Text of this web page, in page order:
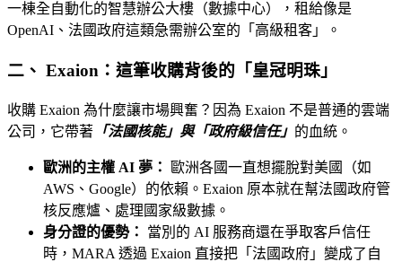
一棟全自動化的智慧辦公大樓（數據中心），租給像是
OpenAI、法國政府這類急需辦公室的「高級租客」。
二、 Exaion：這筆收購背後的「皇冠明珠」
收購 Exaion 為什麼讓市場興奮？因為 Exaion 不是普通的雲端
公司，它帶著 「法國核能」與「政府級信任」 的血統。
歐洲的主權 AI 夢：
歐洲各國一直想擺脫對美國（如
AWS、Google）的依賴。Exaion 原本就在幫法國政府管
核反應爐、處理國家級數據。
身分證的優勢：
當別的 AI 服務商還在爭取客戶信任
時，MARA 透過 Exaion 直接把「法國政府」變成了自